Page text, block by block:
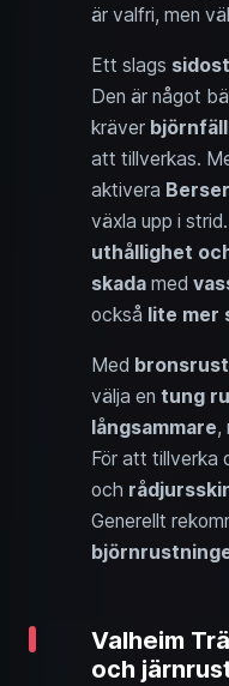
är valfri, men
Ett slags
Den är något
kräver
att tillverkas.
aktivera
växla upp i
uthållighet
skada med
också lite mer
Med
välja en tung
långsammare,
För att tillverka
och
Generellt
Valheim
och